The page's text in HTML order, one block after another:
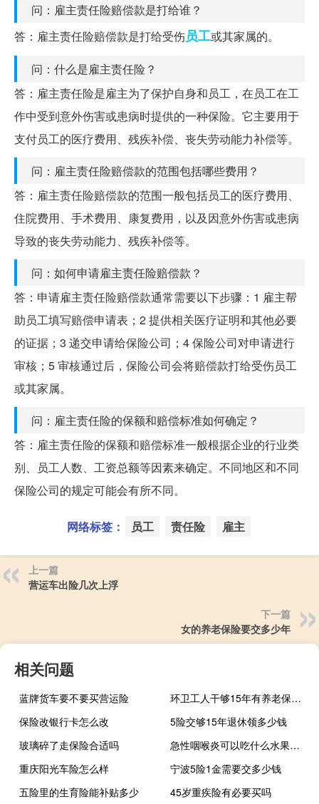
问：雇主责任险赔偿款是打给谁？
答：雇主责任险赔偿款是打给受伤员工或其家属的。
问：什么是雇主责任险？
答：雇主责任险是雇主为了保护自身和员工，在员工在工
作中受到意外伤害或患病时提供的一种保险。它主要用于
支付员工的医疗费用、残疾补偿、丧失劳动能力补偿等。
问：雇主责任险赔偿款的范围包括哪些费用？
答：雇主责任险赔偿款的范围一般包括员工的医疗费用、
住院费用、手术费用、康复费用，以及因意外伤害或患病
导致的丧失劳动能力、残疾补偿等。
问：如何申请雇主责任险赔偿款？
答：申请雇主责任险赔偿款通常需要以下步骤：1 雇主帮
助员工填写赔偿申请表；2 提供相关医疗证明和其他必要
的证据；3 递交申请给保险公司；4 保险公司对申请进行
审核；5 审核通过后，保险公司会将赔偿款打给受伤员工
或其家属。
问：雇主责任险的保额和赔偿标准如何确定？
答：雇主责任险的保额和赔偿标准一般根据企业的行业类
别、员工人数、工资总额等因素来确定。不同地区和不同
保险公司的规定可能会有所不同。
网络标签： 员工 责任险 雇主
上一篇
营运车出险几次上浮
下一篇
女的养老保险要交多少年
相关问题
蓝牌货车要不要买营运险
环卫工人干够15年有养老保险吗
保险改银行卡怎么改
5险交够15年退休领多少钱
玻璃碎了走保险合适吗
急性咽喉炎可以吃什么水果（咽喉炎可以吃什么水果）
重庆阳光车险怎么样
宁波5险1金需要交多少钱
五险里的生育险能补贴多少
45岁重疾险有必要买吗